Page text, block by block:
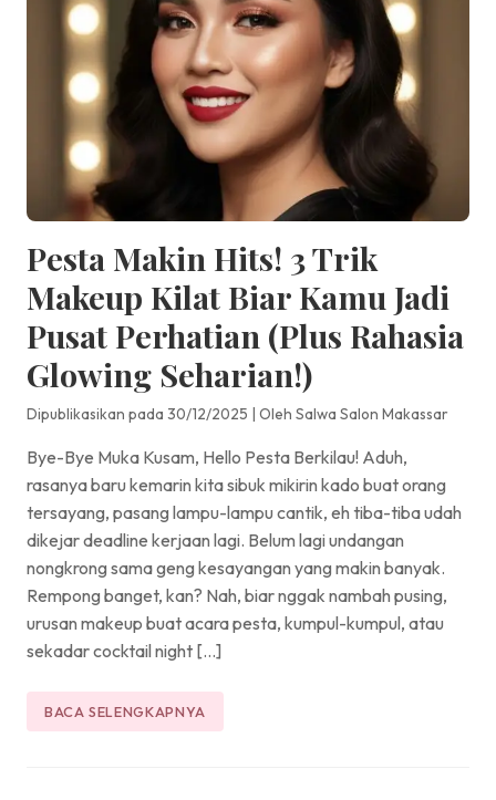
Pesta Makin Hits! 3 Trik
Makeup Kilat Biar Kamu Jadi
Pusat Perhatian (Plus Rahasia
Glowing Seharian!)
Dipublikasikan pada 30/12/2025 | Oleh Salwa Salon Makassar
Bye-Bye Muka Kusam, Hello Pesta Berkilau! Aduh,
rasanya baru kemarin kita sibuk mikirin kado buat orang
tersayang, pasang lampu-lampu cantik, eh tiba-tiba udah
dikejar deadline kerjaan lagi. Belum lagi undangan
nongkrong sama geng kesayangan yang makin banyak.
Rempong banget, kan? Nah, biar nggak nambah pusing,
urusan makeup buat acara pesta, kumpul-kumpul, atau
sekadar cocktail night […]
BACA SELENGKAPNYA